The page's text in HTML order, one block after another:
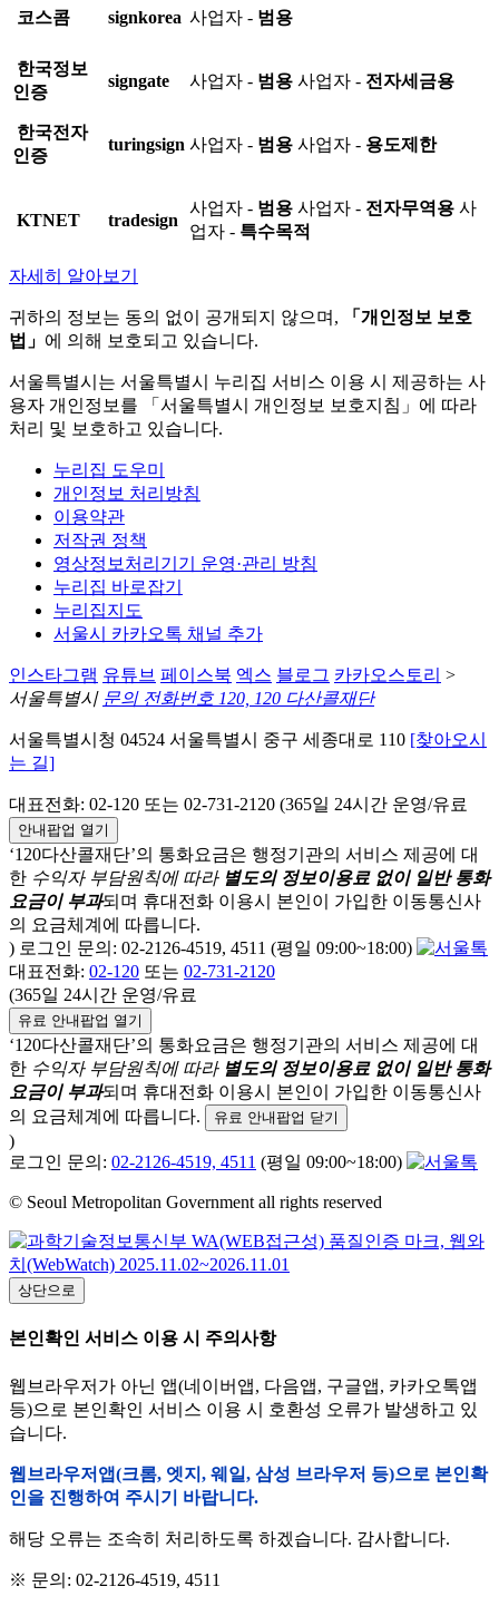
코스콤 signkorea 사업자 - 범용
한국정보
인증
signgate 사업자 - 범용 사업자 - 전자세금용
한국전자
인증
turingsign 사업자 - 범용 사업자 - 용도제한
KTNET tradesign
사업자 - 범용 사업자 - 전자무역용 사
업자 - 특수목적
자세히 알아보기
귀하의 정보는 동의 없이 공개되지 않으며,
「개인정보 보호
법」 에 의해 보호되고 있습니다.
서울특별시는 서울특별시 누리집 서비스 이용 시 제공하는 사
용자 개인정보를 「서울특별시 개인정보 보호지침」에 따라
처리 및 보호하고 있습니다.
누리집 도우미
개인정보 처리방침
이용약관
저작권 정책
영상정보처리기기 운영·관리 방침
누리집 바로잡기
누리집지도
서울시 카카오톡 채널 추가
인스타그램 유튜브 페이스북 엑스 블로그 카카오스토리 >
서울특별시 문의 전화번호 120, 120 다산콜재단
서울특별시청 04524 서울특별시 중구 세종대로 110 [찾아오시
는 길]
대표전화: 02-120 또는 02-731-2120 (365일 24시간 운영/유료
안내팝업 열기
‘120다산콜재단’의 통화요금은 행정기관의 서비스 제공에 대
한 수익자 부담원칙에 따라 별도의 정보이용료 없이 일반 통화
요금이 부과되며 휴대전화 이용시 본인이 가입한 이동통신사
의 요금체계에 따릅니다.
) 로그인 문의: 02-2126-4519, 4511 (평일 09:00~18:00)
대표전화: 02-120 또는 02-731-2120
(365일 24시간 운영/유료
유료 안내팝업 열기
‘120다산콜재단’의 통화요금은 행정기관의 서비스 제공에 대
한 수익자 부담원칙에 따라 별도의 정보이용료 없이 일반 통화
요금이 부과되며 휴대전화 이용시 본인이 가입한 이동통신사
의 요금체계에 따릅니다.
유료 안내팝업 닫기
)
로그인 문의: 02-2126-4519, 4511 (평일 09:00~18:00)
© Seoul Metropolitan Government all rights reserved
상단으로
본인확인 서비스 이용 시 주의사항
웹브라우저가 아닌 앱(네이버앱, 다음앱, 구글앱, 카카오톡앱
등)으로 본인확인 서비스 이용 시 호환성 오류가 발생하고 있
습니다.
웹브라우저앱(크롬, 엣지, 웨일, 삼성 브라우저 등)으로 본인확
인을 진행하여 주시기 바랍니다.
해당 오류는 조속히 처리하도록 하겠습니다. 감사합니다.
※ 문의: 02-2126-4519, 4511